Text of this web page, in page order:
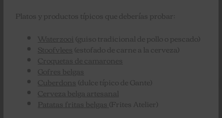
Platos y productos típicos que deberías probar:
Waterzooi (guiso tradicional de pollo o pescado)
Stoofvlees (estofado de carne a la cerveza)
Croquetas de camarones
Gofres belgas
Cuberdons (dulce típico de Gante)
Cerveza belga artesanal
Patatas fritas belgas (Frites Atelier)